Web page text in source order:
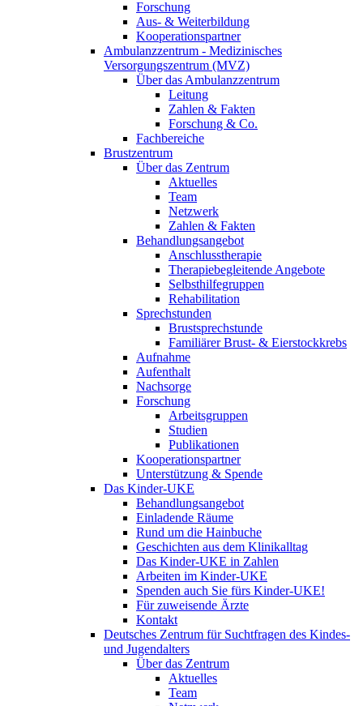
Forschung
Aus- & Weiterbildung
Kooperationspartner
Ambulanzzentrum - Medizinisches
Versorgungszentrum (MVZ)
Über das Ambulanzzentrum
Leitung
Zahlen & Fakten
Forschung & Co.
Fachbereiche
Brustzentrum
Über das Zentrum
Aktuelles
Team
Netzwerk
Zahlen & Fakten
Behandlungsangebot
Anschlusstherapie
Therapiebegleitende Angebote
Selbsthilfegruppen
Rehabilitation
Sprechstunden
Brustsprechstunde
Familiärer Brust- & Eierstockkrebs
Aufnahme
Aufenthalt
Nachsorge
Forschung
Arbeitsgruppen
Studien
Publikationen
Kooperationspartner
Unterstützung & Spende
Das Kinder-UKE
Behandlungsangebot
Einladende Räume
Rund um die Hainbuche
Geschichten aus dem Klinikalltag
Das Kinder-UKE in Zahlen
Arbeiten im Kinder-UKE
Spenden auch Sie fürs Kinder-UKE!
Für zuweisende Ärzte
Kontakt
Deutsches Zentrum für Suchtfragen des Kindes-
und Jugendalters
Über das Zentrum
Aktuelles
Team